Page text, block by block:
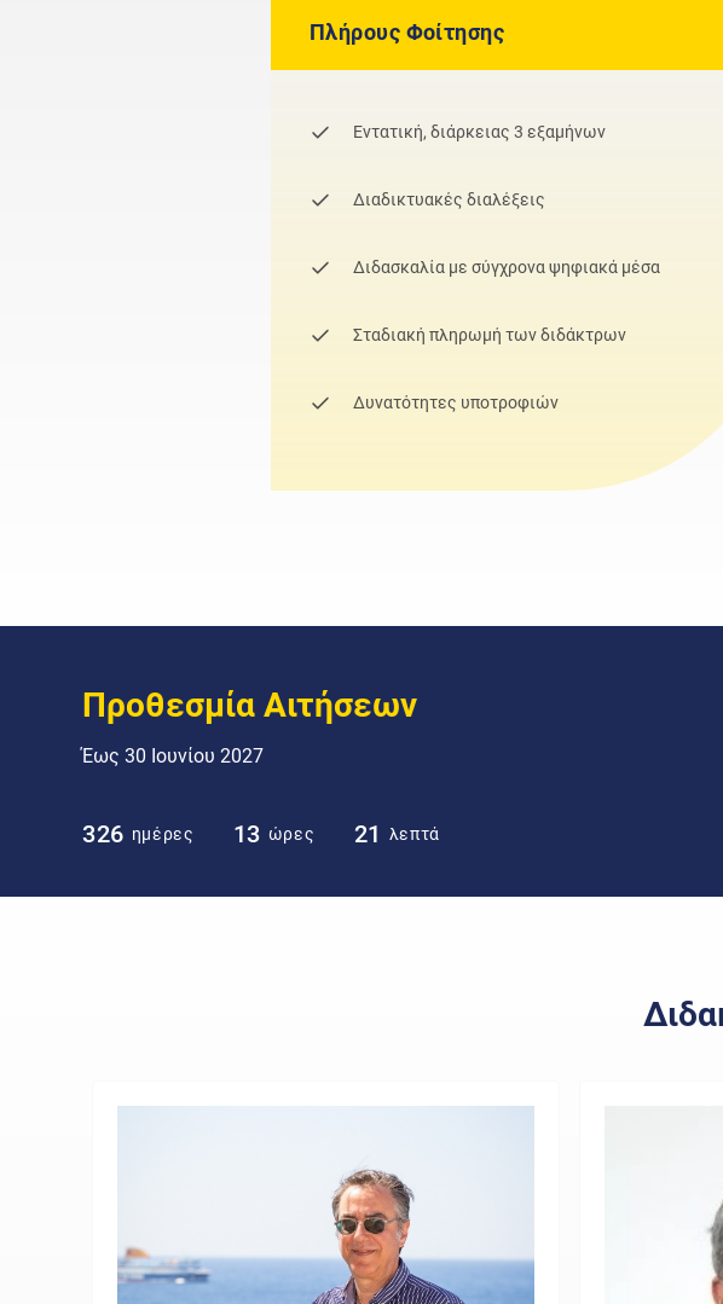
Πλήρους Φοίτησης
Εντατική, διάρκειας 3 εξαμήνων
Διαδικτυακές διαλέξεις
Διδασκαλία με σύγχρονα ψηφιακά μέσα
Σταδιακή πληρωμή των διδάκτρων
Δυνατότητες υποτροφιών
Προθεσμία Αιτήσεων
Έως 30 Ιουνίου 2027
326 ημέρες 13 ώρες 21 λεπτά